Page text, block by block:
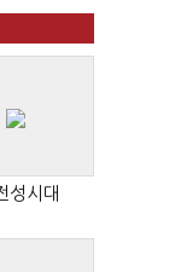
성시대